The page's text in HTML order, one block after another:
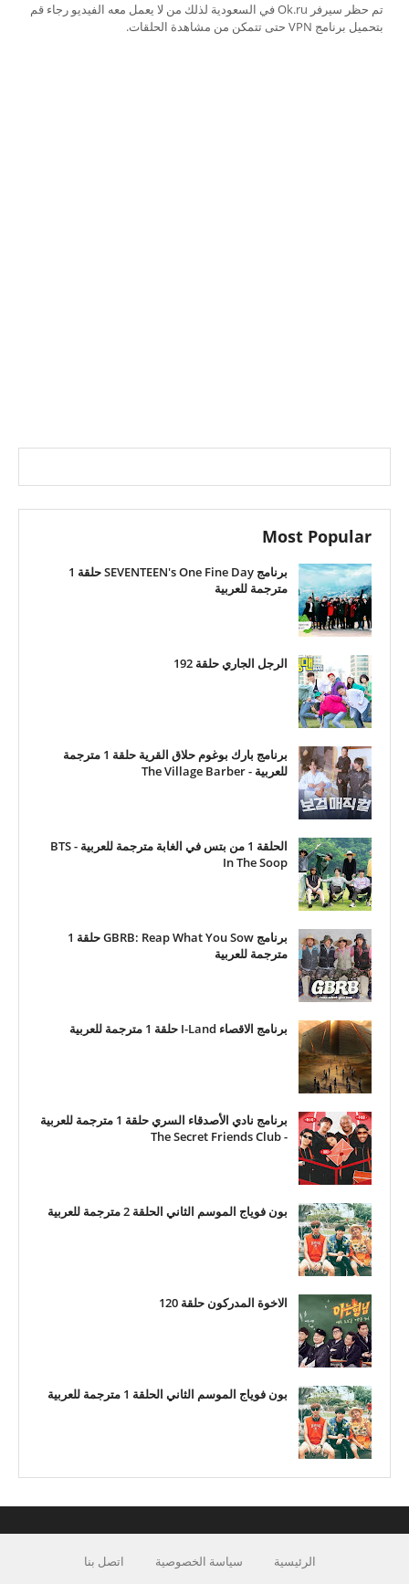
تم حظر سيرفر Ok.ru في السعودية لذلك من لا يعمل معه الفيديو رجاء قم
بتحميل برنامج VPN حتى تتمكن من مشاهدة الحلقات.
Most Popular
برنامج SEVENTEEN's One Fine Day حلقة 1
مترجمة للعربية
الرجل الجاري حلقة 192
برنامج بارك بوغوم حلاق القرية حلقة 1 مترجمة
للعربية - The Village Barber
الحلقة 1 من بتس في الغابة مترجمة للعربية - BTS
In The Soop
برنامج GBRB: Reap What You Sow حلقة 1
مترجمة للعربية
برنامج الاقصاء I-Land حلقة 1 مترجمة للعربية
برنامج نادي الأصدقاء السري حلقة 1 مترجمة للعربية
- The Secret Friends Club
بون فوياج الموسم الثاني الحلقة 2 مترجمة للعربية
الاخوة المدركون حلقة 120
بون فوياج الموسم الثاني الحلقة 1 مترجمة للعربية
الرئيسية سياسة الخصوصية اتصل بنا